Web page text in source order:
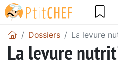
Dossiers La levure
La levure